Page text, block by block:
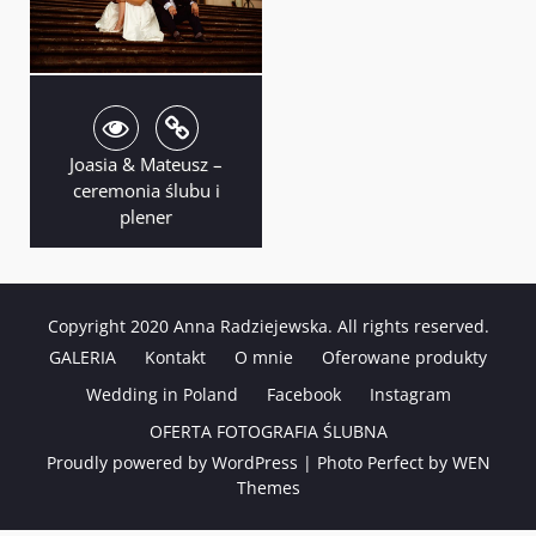
Joasia & Mateusz –
ceremonia ślubu i
plener
Copyright 2020 Anna Radziejewska. All rights reserved.
GALERIA
Kontakt O mnie
Oferowane produkty
Wedding in Poland
Facebook
Instagram
OFERTA FOTOGRAFIA ŚLUBNA
Proudly powered by WordPress | Photo Perfect by WEN
Themes